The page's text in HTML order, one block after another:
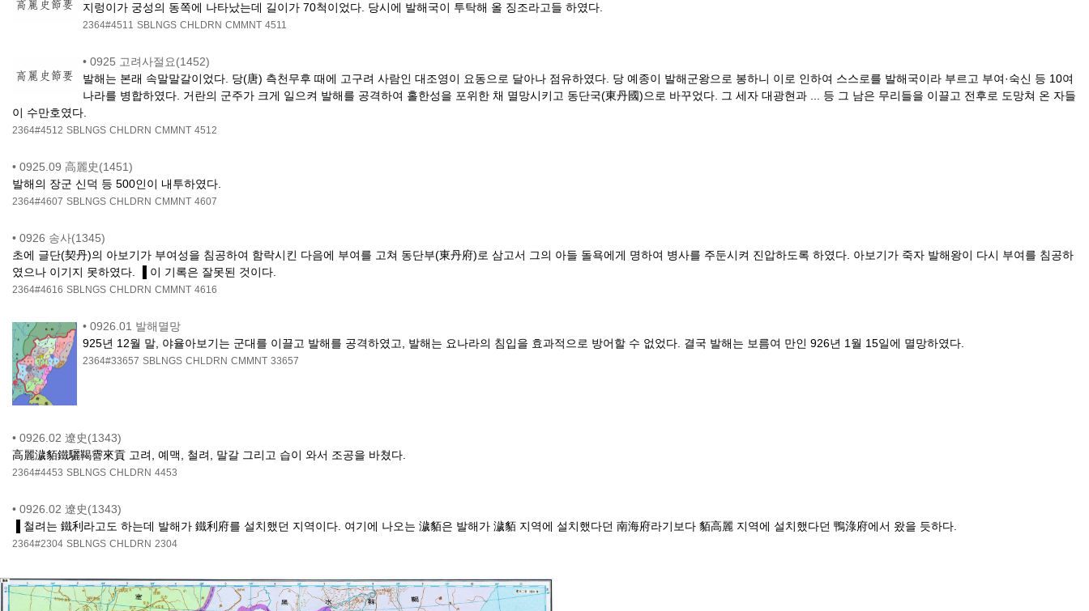
지렁이가 궁성의 동쪽에 나타났는데 길이가 70척이었다. 당시에 발해국이 투탁해 올 징조라고들 하였다.
2364#4511 SBLNGS CHLDRN CMMNT 4511
• 0925 고려사절요(1452)
발해는 본래 속말말갈이었다. 당(唐) 측천무후 때에 고구려 사람인 대조영이 요동으로 달아나 점유하였다. 당 예종이 발해군왕으로 봉하니 이로 인하여 스스로를 발해국이라 부르고 부여·숙신 등 10여
나라를 병합하였다. 거란의 군주가 크게 일으켜 발해를 공격하여 홀한성을 포위한 채 멸망시키고 동단국(東丹國)으로 바꾸었다. 그 세자 대광현과 ... 등 그 남은 무리들을 이끌고 전후로 도망쳐 온 자들
이 수만호였다.
2364#4512 SBLNGS CHLDRN CMMNT 4512
• 0925.09 高麗史(1451)
발해의 장군 신덕 등 500인이 내투하였다.
2364#4607 SBLNGS CHLDRN CMMNT 4607
• 0926 송사(1345)
초에 글단(契丹)의 아보기가 부여성을 침공하여 함락시킨 다음에 부여를 고쳐 동단부(東丹府)로 삼고서 그의 아들 돌욕에게 명하여 병사를 주둔시켜 진압하도록 하였다. 아보기가 죽자 발해왕이 다시 부여를 침공하
였으나 이기지 못하였다. ▐ 이 기록은 잘못된 것이다.
2364#4616 SBLNGS CHLDRN CMMNT 4616
• 0926.01 발해멸망
925년 12월 말, 야율아보기는 군대를 이끌고 발해를 공격하였고, 발해는 요나라의 침입을 효과적으로 방어할 수 없었다. 결국 발해는 보름여 만인 926년 1월 15일에 멸망하였다.
2364#33657 SBLNGS CHLDRN CMMNT 33657
• 0926.02 遼史(1343)
高麗濊貊鐵驪鞨霫來貢 고려, 예맥, 철려, 말갈 그리고 습이 와서 조공을 바쳤다.
2364#4453 SBLNGS CHLDRN 4453
• 0926.02 遼史(1343)
▐ 철려는 鐵利라고도 하는데 발해가 鐵利府를 설치했던 지역이다. 여기에 나오는 濊貊은 발해가 濊貊 지역에 설치했다던 南海府라기보다 貊高麗 지역에 설치했다던 鴨淥府에서 왔을 듯하다.
2364#2304 SBLNGS CHLDRN 2304